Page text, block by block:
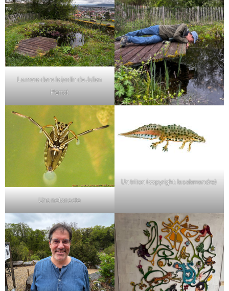
La mare dans le jardin de Julien
Perrot
Une notonecte
Un triton (copyright: la salamandre)